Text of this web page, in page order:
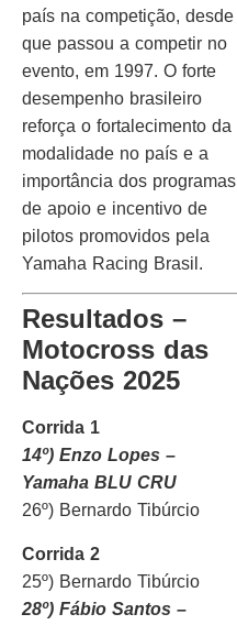
país na competição, desde
que passou a competir no
evento, em 1997. O forte
desempenho brasileiro
reforça o fortalecimento da
modalidade no país e a
importância dos programas
de apoio e incentivo de
pilotos promovidos pela
Yamaha Racing Brasil.
Resultados –
Motocross das
Nações 2025
Corrida 1
14º) Enzo Lopes –
Yamaha BLU CRU
26º) Bernardo Tibúrcio
Corrida 2
25º) Bernardo Tibúrcio
28º) Fábio Santos –